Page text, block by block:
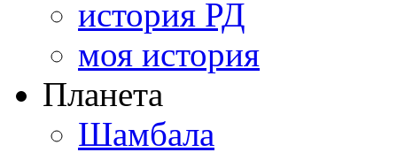
история РД
моя история
Планета
Шамбала